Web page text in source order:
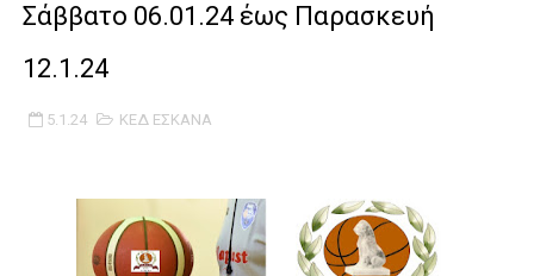
ΧΡΟΝΙΑ ΠΟΛΛΑ ΣΤΟ ΕΛΛΗΝΙΚΟ ΜΠΑΣΚΕΤ : 39Η ΕΠΕΤΕΙΟΣ ΑΠΟ
Ο δρόμος για τον 29ο τελικό κυπέλλου ανδρών ΕΣΚΑΝΑ
Σάββατο 06.01.24 έως Παρασκευή
12.1.24
5.1.24 ΚΕΔ ΕΣΚΑΝΑ